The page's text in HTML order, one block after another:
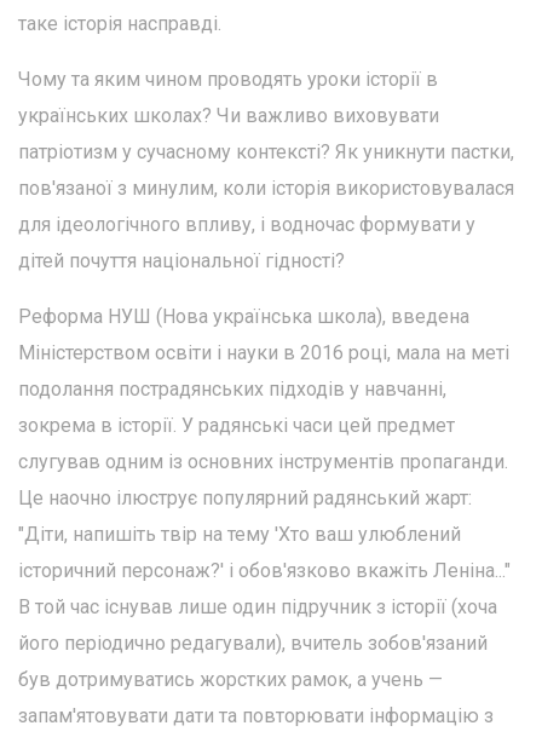
таке історія насправді.
Чому та яким чином проводять уроки історії в
українських школах? Чи важливо виховувати
патріотизм у сучасному контексті? Як уникнути пастки,
пов'язаної з минулим, коли історія використовувалася
для ідеологічного впливу, і водночас формувати у
дітей почуття національної гідності?
Реформа НУШ (Нова українська школа), введена
Міністерством освіти і науки в 2016 році, мала на меті
подолання пострадянських підходів у навчанні,
зокрема в історії. У радянські часи цей предмет
слугував одним із основних інструментів пропаганди.
Це наочно ілюструє популярний радянський жарт:
"Діти, напишіть твір на тему 'Хто ваш улюблений
історичний персонаж?' і обов'язково вкажіть Леніна..."
В той час існував лише один підручник з історії (хоча
його періодично редагували), вчитель зобов'язаний
був дотримуватись жорстких рамок, а учень —
запам'ятовувати дати та повторювати інформацію з